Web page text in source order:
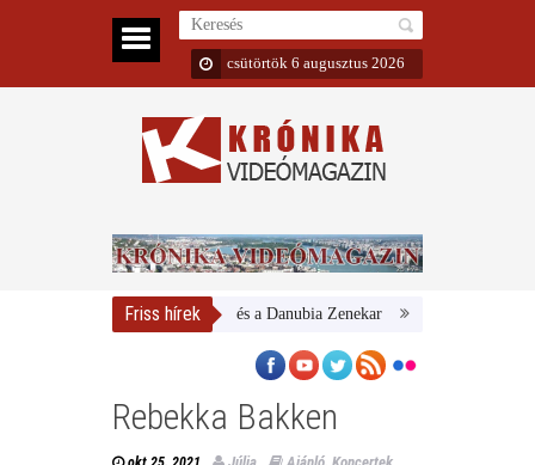
csütörtök 6 augusztus 2026
Friss hírek
Magyar Nemzeti Galéria és a Danubia Zenekar Bemutatta 2024/25-ös
Rebekka Bakken